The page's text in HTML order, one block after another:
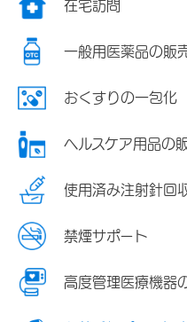
在宅訪問
一般用医薬品の販
おくすりの一包化
ヘルスケア用品の
使用済み注射針回
禁煙サポート
高度管理医療機器